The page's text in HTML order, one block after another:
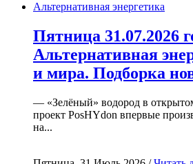
Альтернативная энергетика
Пятница 31.07.2026
Альтернативная
и мира. Подборка
— «Зелёный» водород в
проект PosHYdon впервые
на...